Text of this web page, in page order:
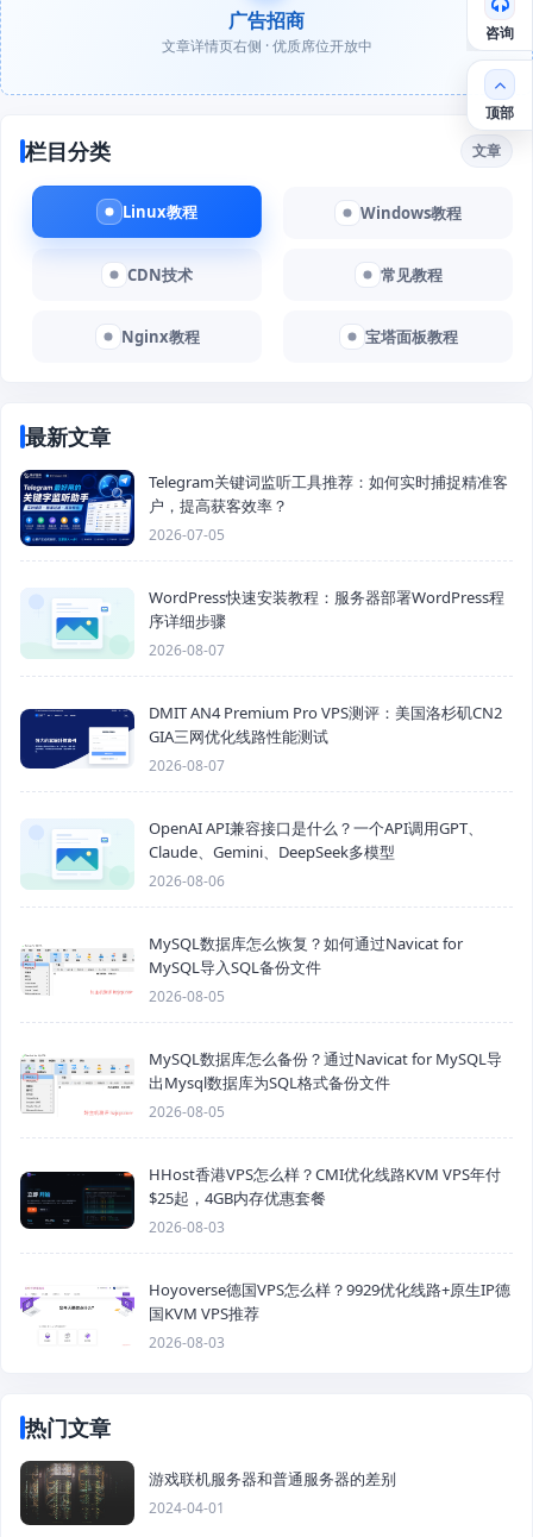
广告招商
文章详情页右侧 · 优质席位开放中
栏目分类 文章
Linux教程 Windows教程
CDN技术 常见教程
Nginx教程 宝塔面板教程
最新文章
Telegram关键词监听工具推荐：如何实时捕捉精准客
户，提高获客效率？
2026-07-05
WordPress快速安装教程：服务器部署WordPress程
序详细步骤
2026-08-07
DMIT AN4 Premium Pro VPS测评：美国洛杉矶CN2
GIA三网优化线路性能测试
2026-08-07
OpenAI API兼容接口是什么？一个API调用GPT、
Claude、Gemini、DeepSeek多模型
2026-08-06
MySQL数据库怎么恢复？如何通过Navicat for
MySQL导入SQL备份文件
2026-08-05
MySQL数据库怎么备份？通过Navicat for MySQL导
出Mysql数据库为SQL格式备份文件
2026-08-05
HHost香港VPS怎么样？CMI优化线路KVM VPS年付
$25起，4GB内存优惠套餐
2026-08-03
Hoyoverse德国VPS怎么样？9929优化线路+原生IP德
国KVM VPS推荐
2026-08-03
热门文章
游戏联机服务器和普通服务器的差别
2024-04-01
咨询
顶部